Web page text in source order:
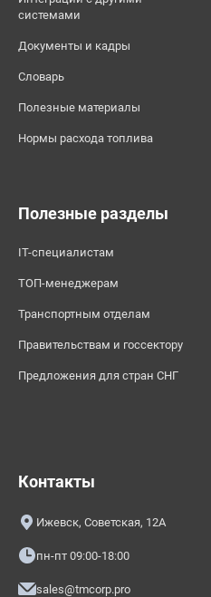
системами
Документы и кадры
Словарь
Полезные материалы
Нормы расхода топлива
Полезные разделы
IT-специалистам
ТОП-менеджерам
Транспортным отделам
Правительствам и госсектору
Предложения для стран СНГ
Контакты
Ижевск, Советская, 12А
пн-пт 09:00-18:00
sales@tmcorp.pro